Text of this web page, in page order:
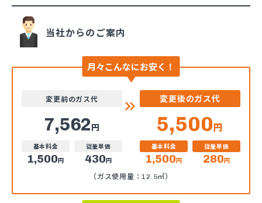
当社からのご案内
月々こんなにお安く！
変更前のガス代
7,562円
変更後のガス代
5,500円
基本料金
1,500円
従量単価
430円
基本料金
1,500円
従量単価
280円
（ガス使用量：12.5㎥）